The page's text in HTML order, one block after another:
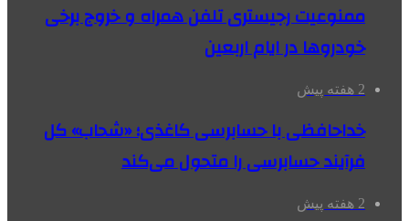
ممنوعیت رجیستری تلفن همراه و خروج برخی
خودروها در ایام اربعین
2 هفته پیش
خداحافظی با حسابرسی کاغذی؛ «شحاب» کل
فرآیند حسابرسی را متحول می‌کند
2 هفته پیش